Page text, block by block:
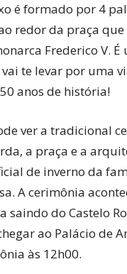
é formado por 4
redor da praça
Frederico V.
te levar por uma
anos de história!
ver a tradicional
a praça e a
de inverno da
A cerimônia
saindo do Castelo
ao Palácio de
às 12h00.